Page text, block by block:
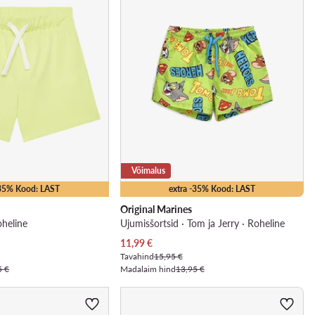
Kood: LAST
€
extra -35% Kood: LAST
Võimalus
Original Marines
Ujumisšortsid · Tom ja Jerry · Roheline
Praegune hind
11,99€
Tavahind15,95 €
Madalaim hind13,95 €